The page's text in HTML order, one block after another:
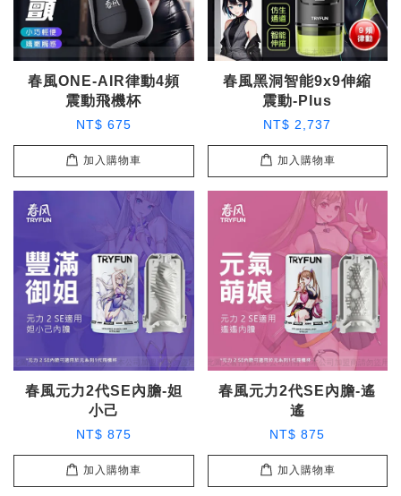
春風ONE-AIR律動4頻
震動飛機杯
NT$ 675
加入購物車
春風黑洞智能9x9伸縮
震動-Plus
NT$ 2,737
加入購物車
春風元力2代SE內膽-妲
小己
NT$ 875
加入購物車
春風元力2代SE內膽-遙
遙
NT$ 875
加入購物車